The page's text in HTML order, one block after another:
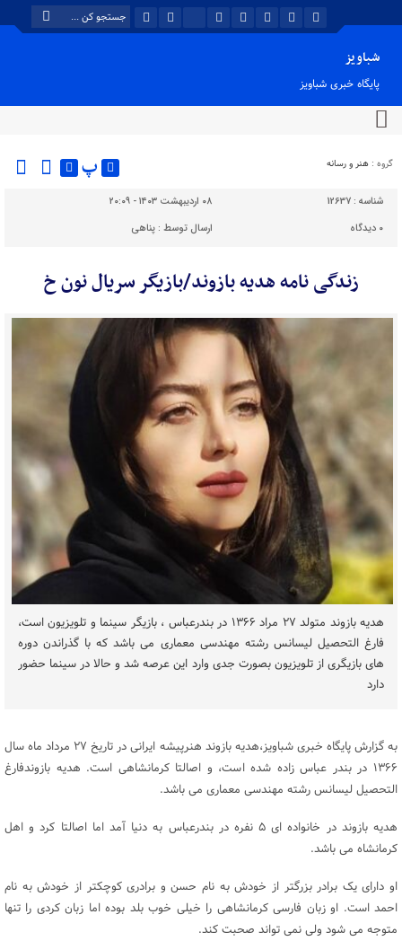
شباویز
پایگاه خبری شباویز
گروه : هنر و رسانه پ
شناسه : 12637
۰۸ اردیبهشت ۱۴۰۳ - ۲۰:۰۹
۰ دیدگاه ارسال توسط :پناهی
زندگی نامه هدیه بازوند/بازیگر سریال نون خ
هدیه بازوند متولد ۲۷ مراد ۱۳۶۶ در بندرعباس ، بازیگر سینما و تلویزیون است،
فارغ التحصیل لیسانس رشته مهندسی معماری می باشد که با گذراندن دوره
های بازیگری از تلویزیون بصورت جدی وارد این عرصه شد و حالا در سینما حضور
دارد
به گزارش پایگاه خبری شباویز،هدیه بازوند
هنرپیشه ایرانی در تاریخ ۲۷ مرداد ماه سال
۱۳۶۶ در بندر عباس زاده شده است، و اصالتا کرمانشاهی است. هدیه بازوندفارغ
التحصیل لیسانس رشته مهندسی معماری می باشد.
هدیه بازوند در خانواده ای ۵ نفره در بندرعباس به دنیا آمد اما اصالتا کرد و اهل
کرمانشاه می باشد.
او دارای یک برادر بزرگتر از خودش به نام حسن و برادری کوچکتر از خودش به نام
احمد است. او زبان فارسی کرمانشاهی را خیلی خوب بلد بوده اما زبان کردی را تنها
متوجه می شود ولی نمی تواند صحبت کند.